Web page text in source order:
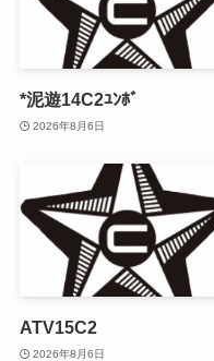
*泥遊14C2ﾕﾝﾎﾞ
2026年8月6日
ATV15C2
2026年8月6日